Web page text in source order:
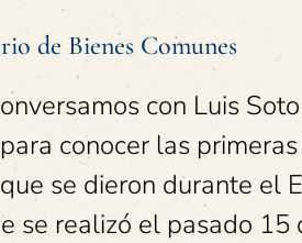
de Bienes Comunes
onversamos con Luis
para conocer las
que se dieron durante el
se realizó el pasado